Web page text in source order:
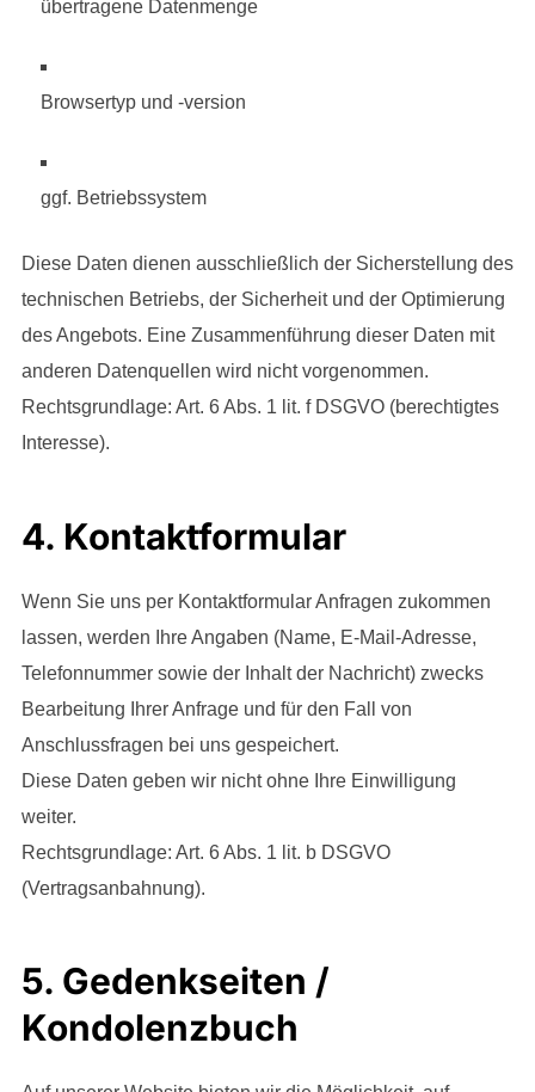
übertragene Datenmenge
Browsertyp und -version
ggf. Betriebssystem
Diese Daten dienen ausschließlich der Sicherstellung des
technischen Betriebs, der Sicherheit und der Optimierung
des Angebots. Eine Zusammenführung dieser Daten mit
anderen Datenquellen wird nicht vorgenommen.
Rechtsgrundlage: Art. 6 Abs. 1 lit. f DSGVO (berechtigtes
Interesse).
4. Kontaktformular
Wenn Sie uns per Kontaktformular Anfragen zukommen
lassen, werden Ihre Angaben (Name, E-Mail-Adresse,
Telefonnummer sowie der Inhalt der Nachricht) zwecks
Bearbeitung Ihrer Anfrage und für den Fall von
Anschlussfragen bei uns gespeichert.
Diese Daten geben wir nicht ohne Ihre Einwilligung
weiter.
Rechtsgrundlage: Art. 6 Abs. 1 lit. b DSGVO
(Vertragsanbahnung).
5. Gedenkseiten /
Kondolenzbuch